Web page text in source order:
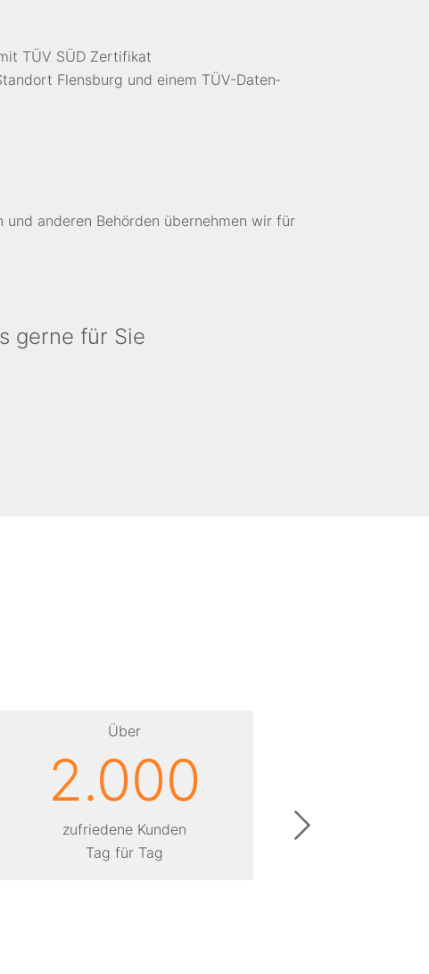
TÜV SÜD Zertifikat
Flensburg und einem TÜV-Daten­
und anderen Be­hörden über­nehmen wir für
gerne für Sie
Über
2.000
zufriedene Kunden
Tag für Tag